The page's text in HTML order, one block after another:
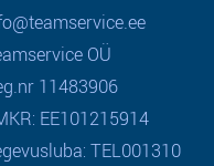
OÜ
11483906
EE101215914
TEL001310